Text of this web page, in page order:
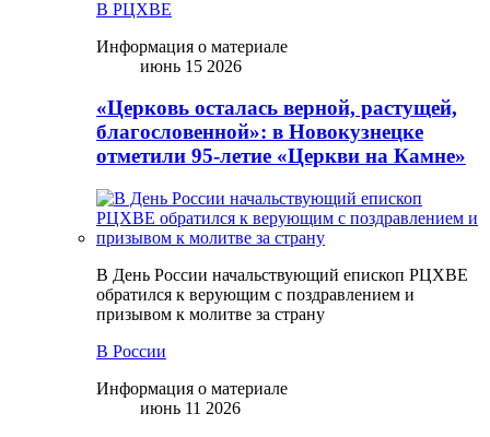
В РЦХВЕ
Информация о материале
июнь 15 2026
«Церковь осталась верной, растущей,
благословенной»: в Новокузнецке
отметили 95-летие «Церкви на Камне»
В День России начальствующий епископ РЦХВЕ
обратился к верующим с поздравлением и
призывом к молитве за страну
В России
Информация о материале
июнь 11 2026